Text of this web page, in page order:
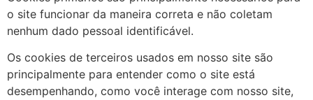
o site funcionar da maneira correta e não coletam
nenhum dado pessoal identificável.
Os cookies de terceiros usados em nosso site são
principalmente para entender como o site está
desempenhando, como você interage com nosso site,